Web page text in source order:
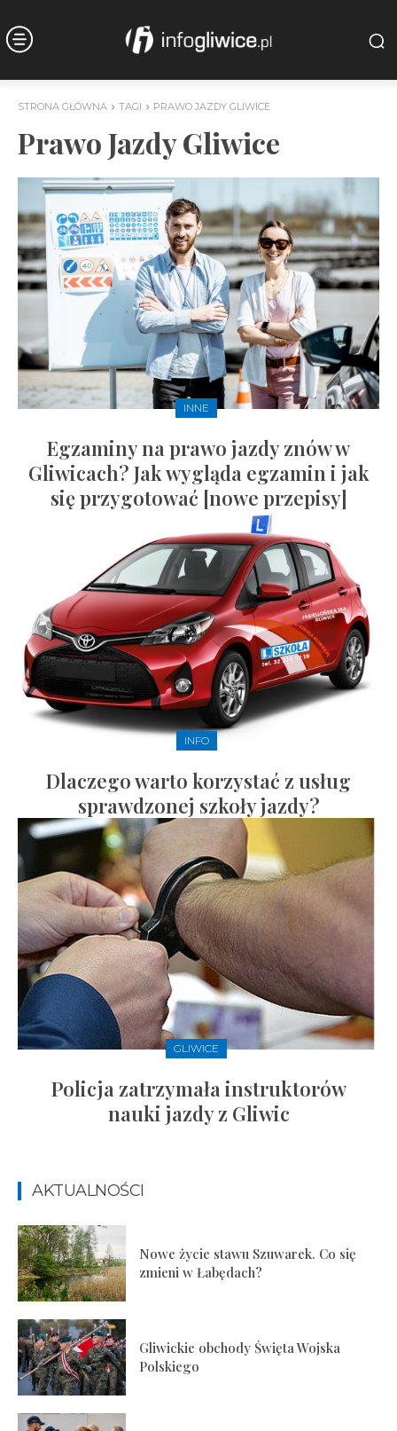
STRONA GŁÓWNA TAGI PRAWO JAZDY GLIWICE
Prawo Jazdy Gliwice
INNE
Egzaminy na prawo jazdy znów w
Gliwicach? Jak wygląda egzamin i jak
się przygotować [nowe przepisy]
INFO
Dlaczego warto korzystać z usług
sprawdzonej szkoły jazdy?
GLIWICE
Policja zatrzymała instruktorów
nauki jazdy z Gliwic
AKTUALNOŚCI
Nowe życie stawu Szuwarek. Co się
zmieni w Łabędach?
Gliwickie obchody Święta Wojska
Polskiego